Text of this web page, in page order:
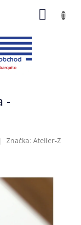
-
Značka: Atelier-Z